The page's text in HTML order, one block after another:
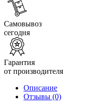
Самовывоз
сегодня
Гарантия
от производителя
Описание
Отзывы (0)